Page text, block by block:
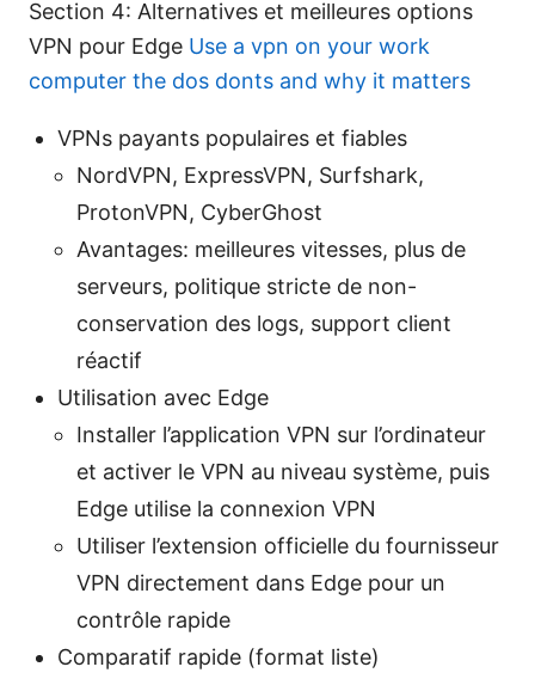
Section 4: Alternatives et meilleures options
VPN pour Edge Use a vpn on your work
computer the dos donts and why it matters
VPNs payants populaires et fiables
NordVPN, ExpressVPN, Surfshark,
ProtonVPN, CyberGhost
Avantages: meilleures vitesses, plus de
serveurs, politique stricte de non-
conservation des logs, support client
réactif
Utilisation avec Edge
Installer l’application VPN sur l’ordinateur
et activer le VPN au niveau système, puis
Edge utilise la connexion VPN
Utiliser l’extension officielle du fournisseur
VPN directement dans Edge pour un
contrôle rapide
Comparatif rapide (format liste)